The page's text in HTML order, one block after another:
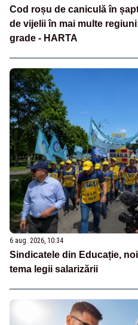
Cod roșu de caniculă în
de vijelii în mai multe
grade - HARTA
6 aug. 2026, 10:34
Sindicatele din Educație,
tema legii salarizării